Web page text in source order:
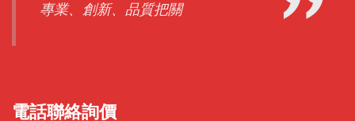
專業、創新、品質把關
電話聯絡詢價